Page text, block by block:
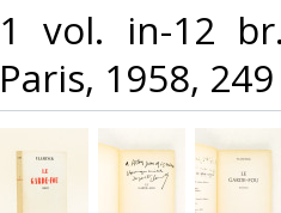
‎1 vol. in-12
Paris, 1958,